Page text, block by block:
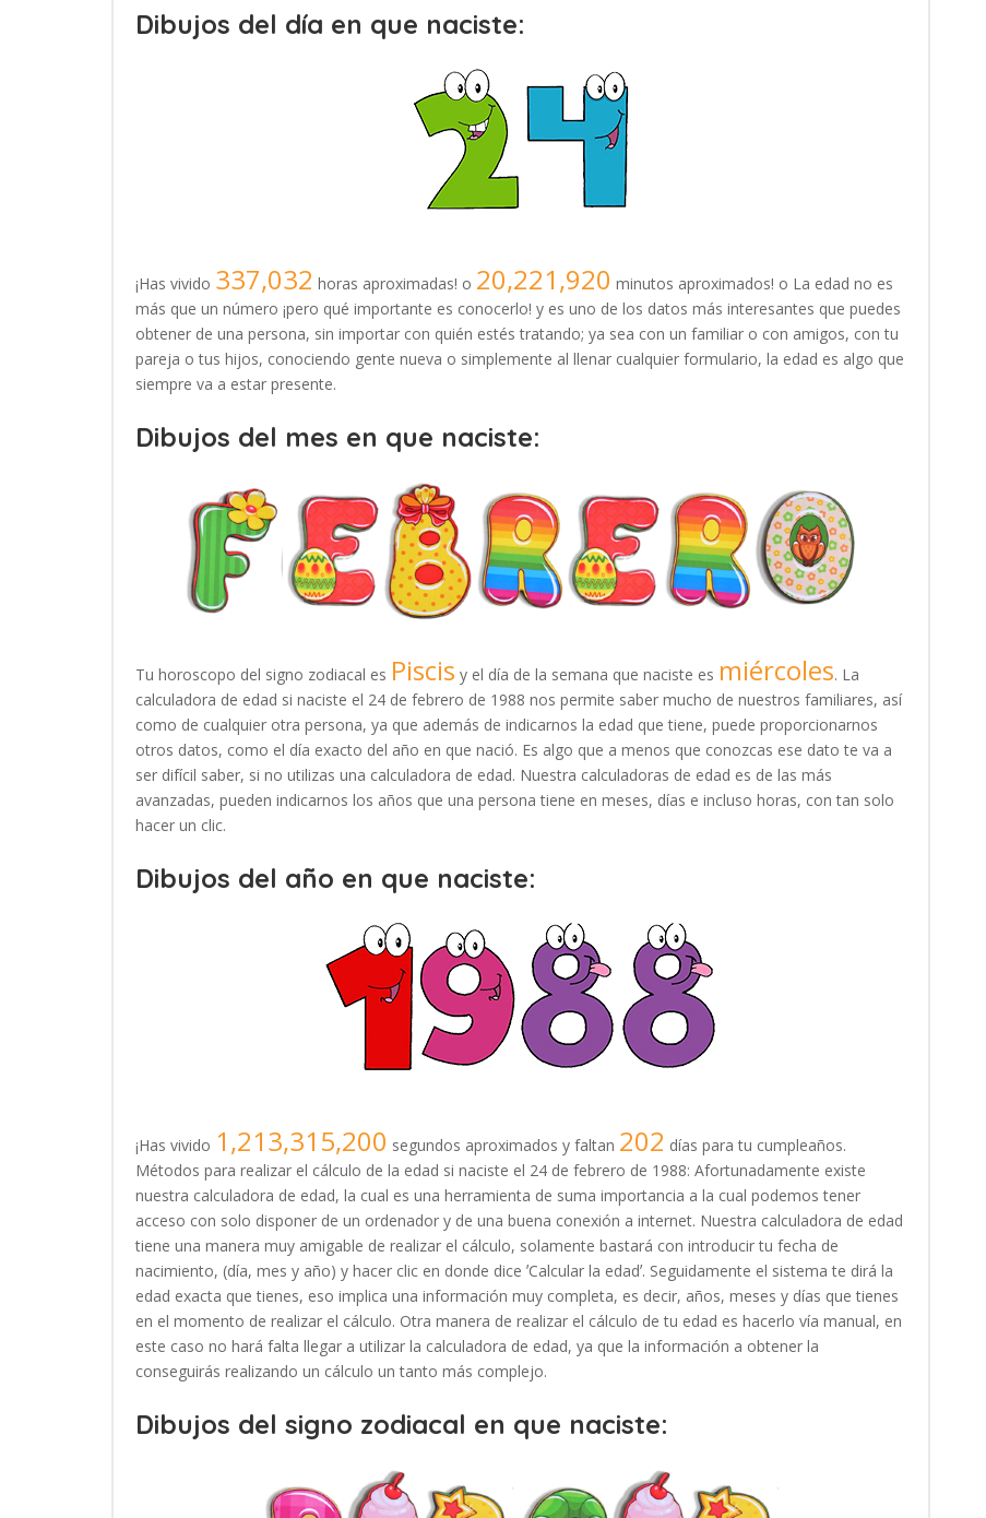
Dibujos del día en que naciste:
¡Has vivido 337,032 horas aproximadas! o 20,221,920 minutos aproximados! o La edad no es
más que un número ¡pero qué importante es conocerlo! y es uno de los datos más interesantes que puedes
obtener de una persona, sin importar con quién estés tratando; ya sea con un familiar o con amigos, con tu
pareja o tus hijos, conociendo gente nueva o simplemente al llenar cualquier formulario, la edad es algo que
siempre va a estar presente.
Dibujos del mes en que naciste:
Tu horoscopo del signo zodiacal es Piscis y el día de la semana que naciste es miércoles. La
calculadora de edad si naciste el 24 de febrero de 1988 nos permite saber mucho de nuestros familiares, así
como de cualquier otra persona, ya que además de indicarnos la edad que tiene, puede proporcionarnos
otros datos, como el día exacto del año en que nació. Es algo que a menos que conozcas ese dato te va a
ser difícil saber, si no utilizas una calculadora de edad. Nuestra calculadoras de edad es de las más
avanzadas, pueden indicarnos los años que una persona tiene en meses, días e incluso horas, con tan solo
hacer un clic.
Dibujos del año en que naciste:
¡Has vivido 1,213,315,200 segundos aproximados y faltan 202 días para tu cumpleaños.
Métodos para realizar el cálculo de la edad si naciste el 24 de febrero de 1988: Afortunadamente existe
nuestra calculadora de edad, la cual es una herramienta de suma importancia a la cual podemos tener
acceso con solo disponer de un ordenador y de una buena conexión a internet. Nuestra calculadora de edad
tiene una manera muy amigable de realizar el cálculo, solamente bastará con introducir tu fecha de
nacimiento, (día, mes y año) y hacer clic en donde dice ʼCalcular la edadʼ. Seguidamente el sistema te dirá la
edad exacta que tienes, eso implica una información muy completa, es decir, años, meses y días que tienes
en el momento de realizar el cálculo. Otra manera de realizar el cálculo de tu edad es hacerlo vía manual, en
este caso no hará falta llegar a utilizar la calculadora de edad, ya que la información a obtener la
conseguirás realizando un cálculo un tanto más complejo.
Dibujos del signo zodiacal en que naciste: